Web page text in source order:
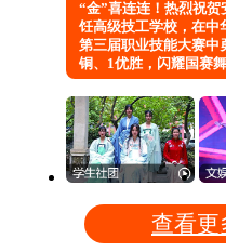
“金”喜连连！热烈祝贺
饪高级技工学校，在中
第三届职业技能大赛中
铜、1优胜，闪耀国赛舞
查看更